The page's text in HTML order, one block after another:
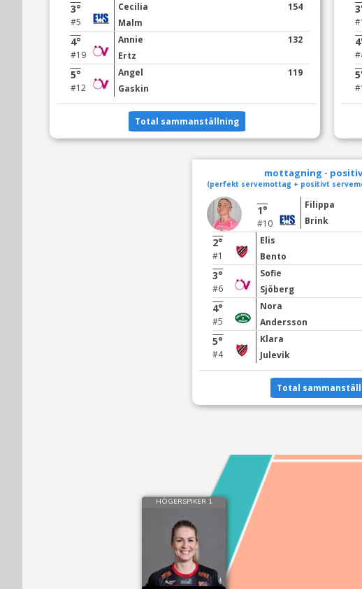
3°
#5
Cecilia
Malm
154
4°
#19
Annie
Ertz
132
5°
#12
Angel
Gaskin
119
Total sammanställning
mottagning -
(perfekt servemottag + positivt
1°
#10
Filippa
Brink
2°
#1
Elis
Bento
3°
#6
Sofie
Sjöberg
4°
#5
Nora
Andersson
5°
#4
Klara
Julevik
Total
HÖGERSPIKER 1